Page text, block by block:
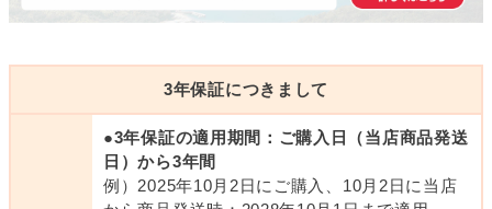
3年保証につきまして
●3年保証の適用期間：ご購入日（当店商品発送
日）から3年間
例）2025年10月2日にご購入、10月2日に当店